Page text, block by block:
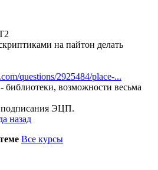
на пайтон делать
questions/2925484/place-...
библиотеки, возможности весьма
подписания ЭЦП.
назад
Все курсы